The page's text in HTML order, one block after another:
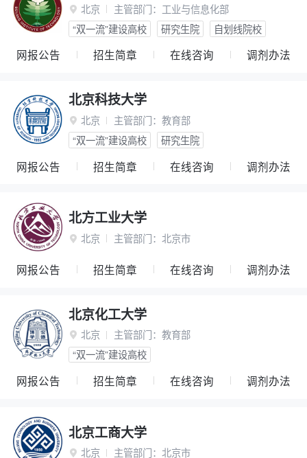
 北京 主管部门： 工业与信息化部
“双一流”建设高校
研究生院 自划线院校
网报公告 招生简章 在线咨询 调剂办法
北京科技大学
 北京 主管部门： 教育部
“双一流”建设高校
研究生院
网报公告 招生简章 在线咨询 调剂办法
北方工业大学
 北京 主管部门： 北京市
网报公告 招生简章 在线咨询 调剂办法
北京化工大学
 北京 主管部门： 教育部
“双一流”建设高校
网报公告 招生简章 在线咨询 调剂办法
北京工商大学
 北京 主管部门： 北京市